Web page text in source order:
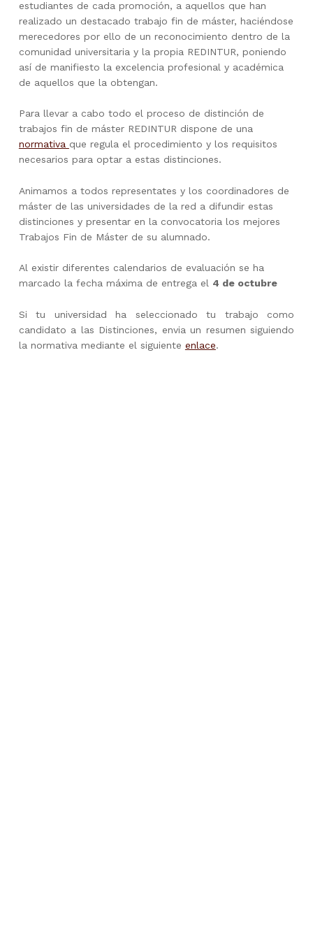
estudiantes de cada promoción, a aquellos que han
realizado un destacado trabajo fin de máster, haciéndose
merecedores por ello de un reconocimiento dentro de la
comunidad universitaria y la propia REDINTUR, poniendo
así de manifiesto la excelencia profesional y académica
de aquellos que la obtengan.
Para llevar a cabo todo el proceso de distinción de
trabajos fin de máster REDINTUR dispone de una
normativa que regula el procedimiento y los requisitos
necesarios para optar a estas distinciones.
Animamos a todos representates y los coordinadores de
máster de las universidades de la red a difundir estas
distinciones y presentar en la convocatoria los mejores
Trabajos Fin de Máster de su alumnado.
Al existir diferentes calendarios de evaluación se ha
marcado la fecha máxima de entrega el 4 de octubre
Si tu universidad ha seleccionado tu trabajo como
candidato a las Distinciones, envia un resumen siguiendo
la normativa mediante el siguiente enlace.